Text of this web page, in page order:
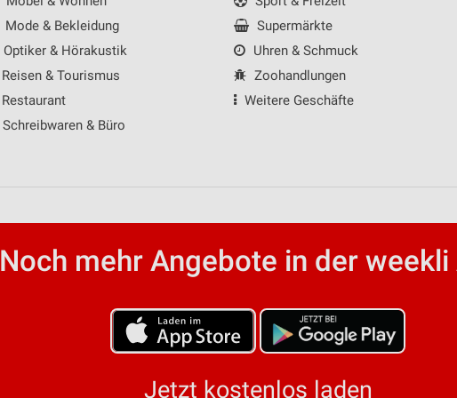
Mode & Bekleidung
Optiker & Hörakustik
Reisen & Tourismus
Restaurant
Schreibwaren & Büro
Supermärkte
Uhren & Schmuck
Zoohandlungen
Weitere Geschäfte
Noch mehr Angebote in der weekli
Jetzt kostenlos laden